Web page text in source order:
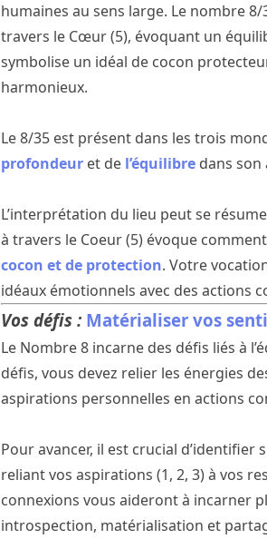
humaines au sens large. Le nombre
travers le Cœur (5), évoquant un
symbolise un idéal de cocon
harmonieux.
Le 8/35 est présent dans les trois
profondeur et de l’équilibre dans
L’interprétation du lieu peut se
à travers le Coeur (5) évoque
cocon et de protection. Votre
idéaux émotionnels avec des actions
Vos défis : Matérialiser vos
Le Nombre 8 incarne des défis liés à
défis, vous devez relier les énergies
aspirations personnelles en actions
Pour avancer, il est crucial
reliant vos aspirations (1, 2, 3) à vos
connexions vous aideront à incarner
introspection, matérialisation et